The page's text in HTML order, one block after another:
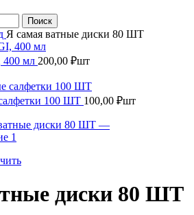
Поиск
Я самая ватные диски 80 ШТ
мл 200,00 ₽шт
100 ШТ 100,00 ₽шт
диски 80 ШТ